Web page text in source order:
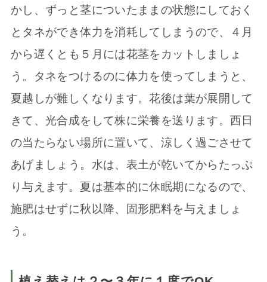
かし、ずっと茎についたままの状態にしておく
とタネができ体力を消耗してしまうので、４月
から遅くとも５月には花茎をカットしましょ
う。タネをつけるのに体力を使ってしまうと、
夏越しが難しくなります。花後は葉が展開して
きて、光合成をして株に栄養を送ります。西日
の当たらない場所に置いて、涼しく過ごさせて
あげましょう。水は、表土が乾いてからたっぷ
り与えます。夏は基本的に休眠期になるので、
施肥はせずに秋以降、固形肥料を与えましょ
う。